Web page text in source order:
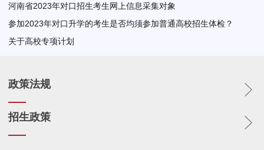
河南省2023年对口招生考生网上信息采集对象
参加2023年对口升学的考生是否均须参加普通高校招生体检？
关于高校专项计划
政策法规
招生政策